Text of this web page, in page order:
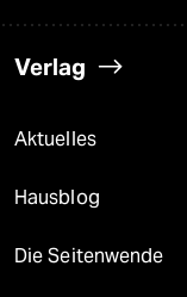
Verlag
Aktuelles
Hausblog
Die Seitenwende